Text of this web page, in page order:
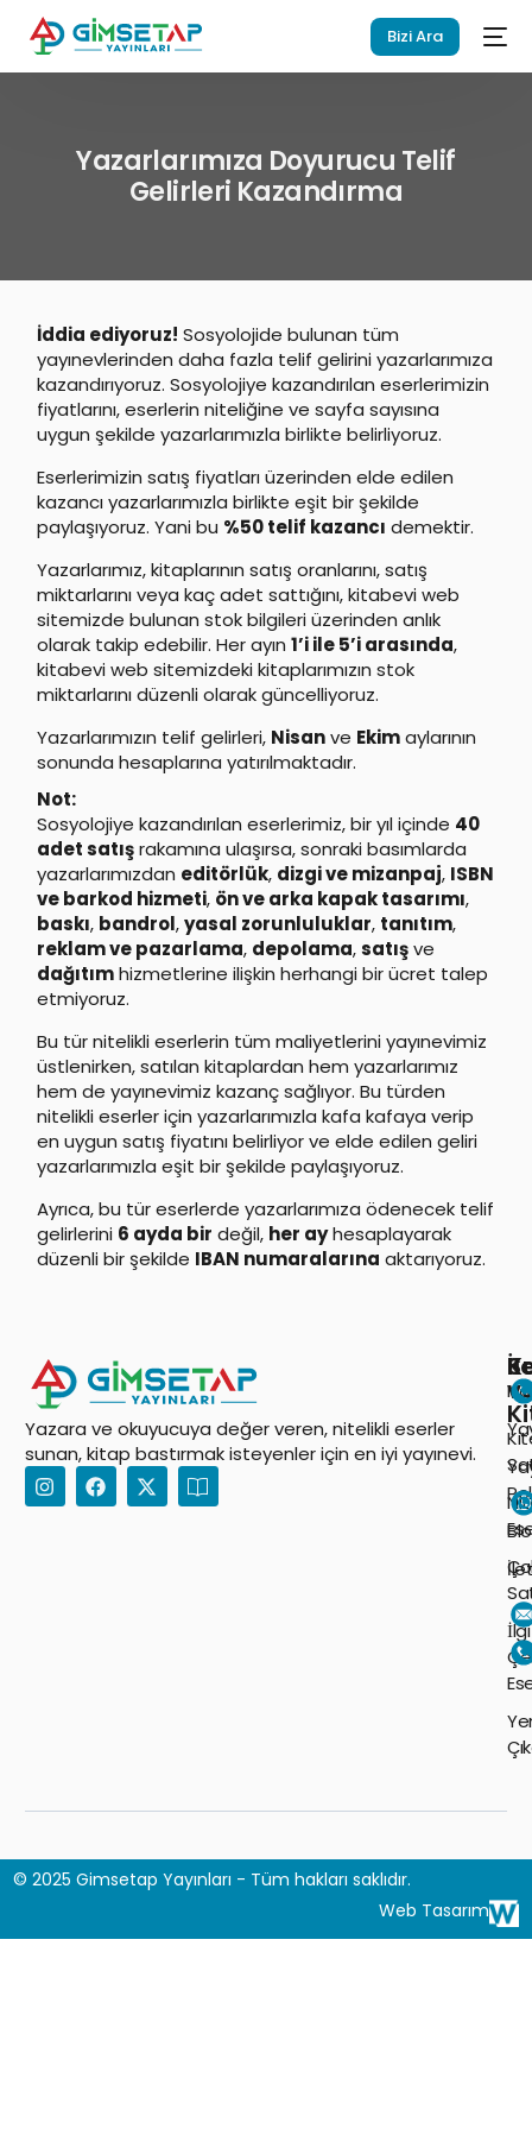
Bizi Ara
Yazarlarımıza Doyurucu Telif
Gelirleri Kazandırma
İddia ediyoruz! Sosyolojide bulunan tüm
yayınevlerinden daha fazla telif gelirini yazarlarımıza
kazandırıyoruz. Sosyolojiye kazandırılan eserlerimizin
fiyatlarını, eserlerin niteliğine ve sayfa sayısına
uygun şekilde yazarlarımızla birlikte belirliyoruz.
Eserlerimizin satış fiyatları üzerinden elde edilen
kazancı yazarlarımızla birlikte eşit bir şekilde
paylaşıyoruz. Yani bu %50 telif kazancı demektir.
Yazarlarımız, kitaplarının satış oranlarını, satış
miktarlarını veya kaç adet sattığını, kitabevi web
sitemizde bulunan stok bilgileri üzerinden anlık
olarak takip edebilir. Her ayın 1’i ile 5’i arasında,
kitabevi web sitemizdeki kitaplarımızın stok
miktarlarını düzenli olarak güncelliyoruz.
Yazarlarımızın telif gelirleri, Nisanve Ekimaylarının
sonunda hesaplarına yatırılmaktadır.
Not:
Sosyolojiye kazandırılan eserlerimiz, bir yıl içinde 40
adet satışrakamına ulaşırsa, sonraki basımlarda
yazarlarımızdan editörlük, dizgi ve mizanpaj, ISBN
ve barkod hizmeti, ön ve arka kapak tasarımı,
baskı, bandrol,yasal zorunluluklar, tanıtım,
reklam ve pazarlama, depolama,satışve
dağıtımhizmetlerine ilişkin herhangi bir ücret talep
etmiyoruz.
Bu tür nitelikli eserlerin tüm maliyetlerini yayınevimiz
üstlenirken, satılan kitaplardan hem yazarlarımız
hem de yayınevimiz kazanç sağlıyor. Bu türden
nitelikli eserler için yazarlarımızla kafa kafaya verip
en uygun satış fiyatını belirliyor ve elde edilen geliri
yazarlarımızla eşit bir şekilde paylaşıyoruz.
Ayrıca, bu tür eserlerde yazarlarımıza ödenecek telif
gelirlerini 6 ayda bir değil, her ayhesaplayarak
düzenli bir şekilde IBAN numaralarına aktarıyoruz.
Yazara ve okuyucuya değer veren, nitelikli eserler
sunan, kitap bastırmak isteyenler için en iyi yayınevi.
İlgi
© 2025 Gimsetap Yayınları - Tüm hakları saklıdır.
Web Tasarım​